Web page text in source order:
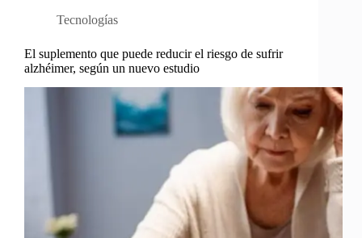
Tecnologías
El suplemento que puede reducir el riesgo de sufrir
alzhéimer, según un nuevo estudio